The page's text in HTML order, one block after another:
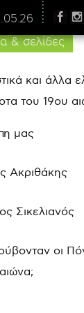
& σελίδες
και άλλα
του 19ου
μας
Ακριθάκης
Σικελιανός
οι